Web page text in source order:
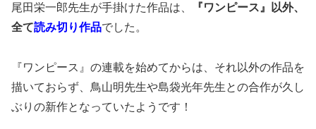
尾田栄一郎先生が手掛けた作品は、
『ワンピース』以外、
全て読み切り作品でした。
『ワンピース』の連載を始めてからは、それ以外の作品を
描いておらず、鳥山明先生や島袋光年先生との合作が久し
ぶりの新作となっていたようです！